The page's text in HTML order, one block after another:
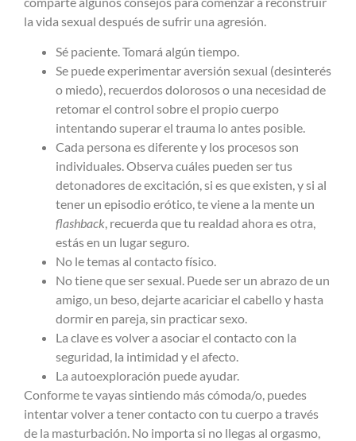
la vida sexual después de sufrir una agresión.
Sé paciente. Tomará algún tiempo.
Se puede experimentar aversión sexual (desinterés
o miedo), recuerdos dolorosos o una necesidad de
retomar el control sobre el propio cuerpo
intentando superar el trauma lo antes posible.
Cada persona es diferente y los procesos son
individuales. Observa cuáles pueden ser tus
detonadores de excitación, si es que existen, y si al
tener un episodio erótico, te viene a la mente un
flashback, recuerda que tu realdad ahora es otra,
estás en un lugar seguro.
No le temas al contacto físico.
No tiene que ser sexual. Puede ser un abrazo de un
amigo, un beso, dejarte acariciar el cabello y hasta
dormir en pareja, sin practicar sexo.
La clave es volver a asociar el contacto con la
seguridad, la intimidad y el afecto.
La autoexploración puede ayudar.
Conforme te vayas sintiendo más cómoda/o, puedes
intentar volver a tener contacto con tu cuerpo a través
de la masturbación. No importa si no llegas al orgasmo,